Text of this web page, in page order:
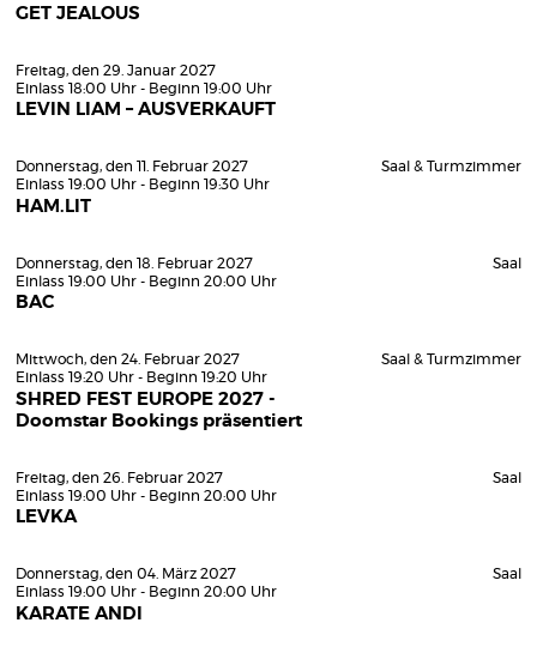
GET JEALOUS
Freitag, den 29. Januar 2027
Einlass 18:00 Uhr - Beginn 19:00 Uhr
LEVIN LIAM – AUSVERKAUFT
Donnerstag, den 11. Februar 2027
Einlass 19:00 Uhr - Beginn 19:30 Uhr
HAM.LIT
Saal & Turmzimmer
Donnerstag, den 18. Februar 2027
Einlass 19:00 Uhr - Beginn 20:00 Uhr
BAC
Saal
Mittwoch, den 24. Februar 2027
Einlass 19:20 Uhr - Beginn 19:20 Uhr
SHRED FEST EUROPE 2027 -
Doomstar Bookings präsentiert
Saal & Turmzimmer
Freitag, den 26. Februar 2027
Einlass 19:00 Uhr - Beginn 20:00 Uhr
LEVKA
Saal
Donnerstag, den 04. März 2027
Einlass 19:00 Uhr - Beginn 20:00 Uhr
KARATE ANDI
Saal